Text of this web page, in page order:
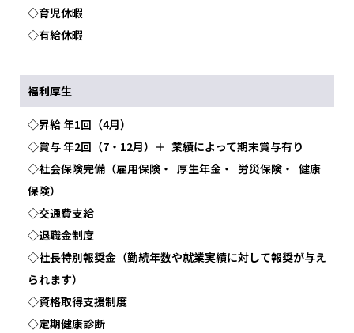
◇育児休暇
◇有給休暇
福利厚生
◇昇給 年1回（4月）
◇賞与 年2回（7・12月）＋ 業績によって期末賞与有り
◇社会保険完備（雇用保険・ 厚生年金・ 労災保険・ 健康
保険）
◇交通費支給
◇退職金制度
◇社長特別報奨金（勤続年数や就業実績に対して報奨が与え
られます）
◇資格取得支援制度
◇定期健康診断